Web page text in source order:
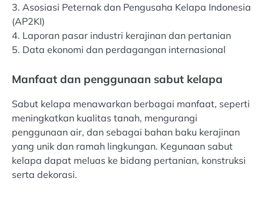
3. Asosiasi Peternak dan Pengusaha Kelapa Indonesia
(AP2KI)
4. Laporan pasar industri kerajinan dan pertanian
5. Data ekonomi dan perdagangan internasional
Manfaat dan penggunaan sabut kelapa
Sabut kelapa menawarkan berbagai manfaat, seperti
meningkatkan kualitas tanah, mengurangi
penggunaan air, dan sebagai bahan baku kerajinan
yang unik dan ramah lingkungan. Kegunaan sabut
kelapa dapat meluas ke bidang pertanian, konstruksi
serta dekorasi.